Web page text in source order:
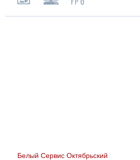
Белый Сервис Октябрьский